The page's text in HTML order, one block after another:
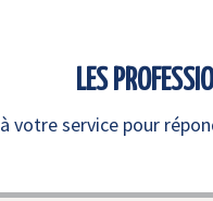
LES
à votre service pour